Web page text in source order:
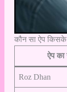
कौन सा ऐप किसके
ऐप का
Roz Dhan